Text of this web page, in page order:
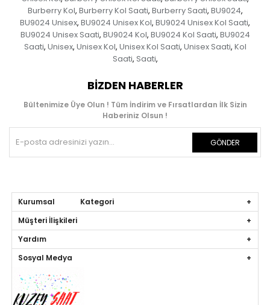
Burberry Kol, Burberry Kol Saati, Burberry Saati, BU9024,
BU9024 Unisex, BU9024 Unisex Kol, BU9024 Unisex Kol Saati,
BU9024 Unisex Saati, BU9024 Kol, BU9024 Kol Saati, BU9024
Saati, Unisex, Unisex Kol, Unisex Kol Saati, Unisex Saati, Kol
Saati, Saati,
BIZDEN HABERLER
Bültenimize Üye Olun ! Tüm İndirim ve Fırsatlardan İlk Sizin
Haberiniz Olsun !
GÖNDER
Kurumsal Kategori
Müşteri İlişkileri
Yardım
Sosyal Medya